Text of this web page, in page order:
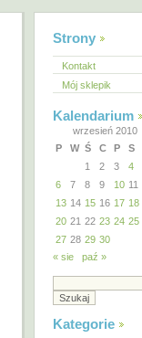
Strony
Kontakt
Mój sklepik
Kalendarium
wrzesień 2010
P
W Ś C P S
1
2 3 4
6
7 8 9 10 11
13 14 15 16 17 18
20 21 22 23 24 25
27 28 29 30
« sie
paź »
Kategorie